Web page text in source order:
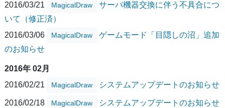
2016/03/21
MagicalDraw
サーバ機器交換に伴う不具合につ
いて（修正済）
2016/03/06
MagicalDraw
ゲームモード「目隠しの沼」追加
のお知らせ
2016年 02月
2016/02/21
MagicalDraw システムアップデートのお知らせ
2016/02/18 MagicalDraw
システムアップデートのお知らせ